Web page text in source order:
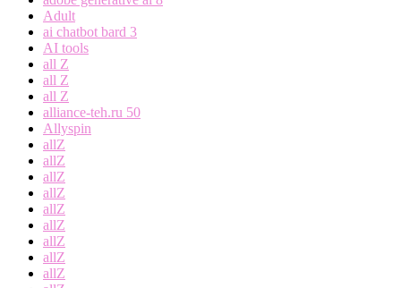
Adult
ai chatbot bard 3
AI tools
all Z
all Z
all Z
alliance-teh.ru 50
Allyspin
allZ
allZ
allZ
allZ
allZ
allZ
allZ
allZ
allZ